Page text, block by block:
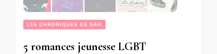
LES CHRONIQUES DE SAM
5 romances jeunesse LGBT